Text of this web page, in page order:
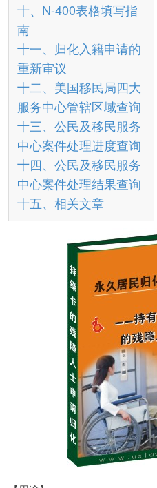
十、N-400表格填写指
南
十一、归化入籍申请的
重新审议
十二、美国移民局四大
服务中心管辖区域查询
十三、公民及移民服务
中心案件处理进度查询
十四、公民及移民服务
中心案件处理结果查询
十五、相关文章